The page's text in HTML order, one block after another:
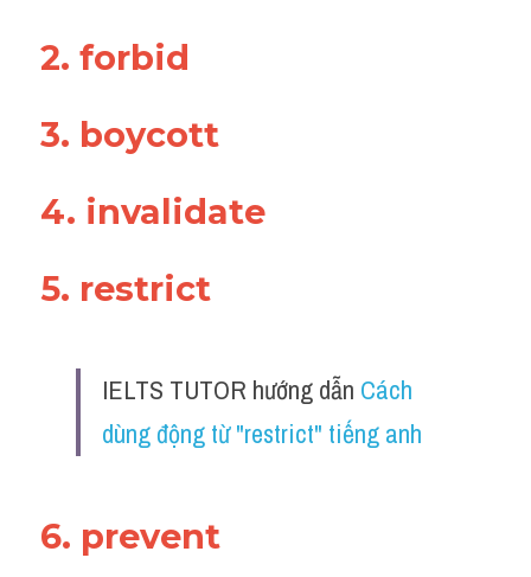
2. forbid
3. boycott
4. invalidate
5. restrict
IELTS TUTOR hướng dẫn Cách
dùng động từ "restrict" tiếng anh
6. prevent